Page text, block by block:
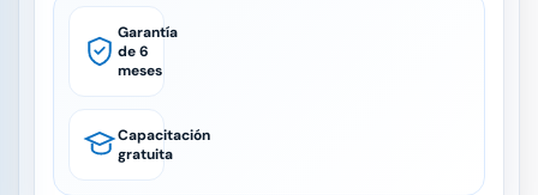
Garantía
de 6
meses
Capacitación
gratuita